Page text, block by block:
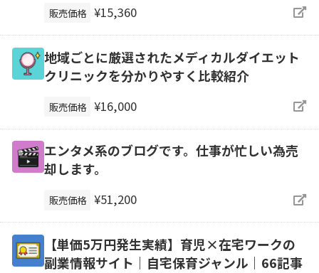
販売価格 ¥15,360
地域ごとに厳選されたメディカルダイエット
クリニックを分かりやすく比較紹介
販売価格 ¥16,000
エンタメ系のブログです。仕事が忙しい為売
却します。
販売価格 ¥51,200
【単価5万円発生実績】育児×在宅ワークの
副業情報サイト｜自宅保育ジャンル｜66記事